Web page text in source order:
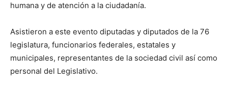
humana y de atención a la ciudadanía.
Asistieron a este evento diputadas y diputados de la 76
legislatura, funcionarios federales, estatales y
municipales, representantes de la sociedad civil así como
personal del Legislativo.